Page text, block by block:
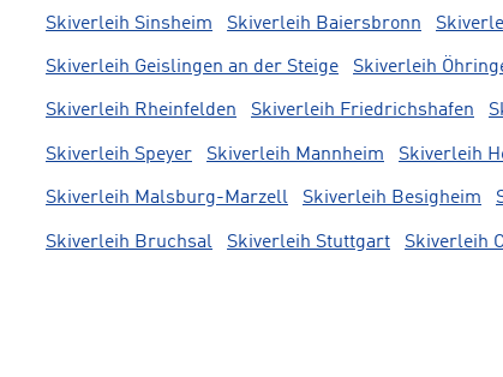
Skiverleih Sinsheim Skiverleih Baiersbronn
Skiverleih Geislingen an der Steige Skiverleih
Skiverleih Rheinfelden Skiverleih Friedrichshafen
Skiverleih Speyer Skiverleih Mannheim Skiverleih
Skiverleih Malsburg-Marzell Skiverleih Besigheim
Skiverleih Bruchsal Skiverleih Stuttgart Skiverleih